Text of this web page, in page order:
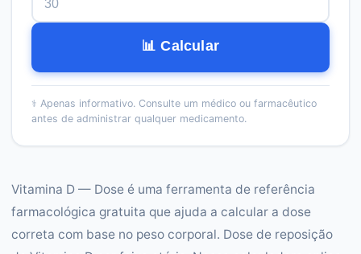
📊 Calcular
⚕️ Apenas informativo. Consulte um médico ou farmacêutico
antes de administrar qualquer medicamento.
Vitamina D — Dose é uma ferramenta de referência
farmacológica gratuita que ajuda a calcular a dose
correta com base no peso corporal. Dose de reposição